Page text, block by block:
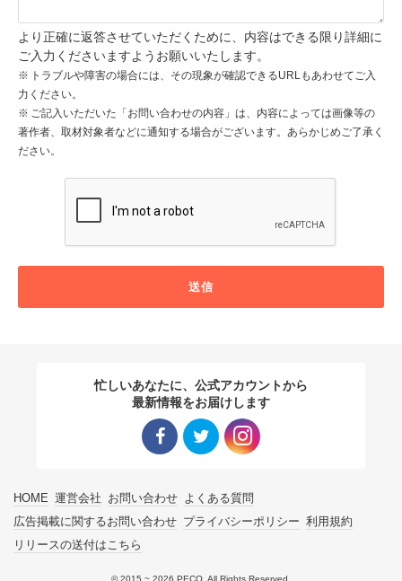
より正確に返答させていただくために、内容はできる限り詳細に
ご入力くださいますようお願いいたします。
トラブルや障害の場合には、その現象が確認できるURLもあわせてご入
力ください。
ご記入いただいた「お問い合わせの内容」は、内容によっては画像等の
著作者、取材対象者などに通知する場合がございます。あらかじめご了承く
ださい。
送信
忙しいあなたに、公式アカウントから
最新情報をお届けします
HOME 運営会社 お問い合わせ よくある質問
広告掲載に関するお問い合わせ プライバシーポリシー 利用規約
リリースの送付はこちら
© 2015 ~ 2026 PECO. All Rights Reserved.